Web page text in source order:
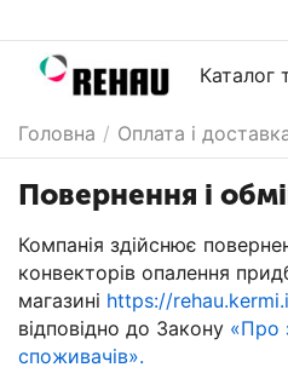
Каталог
Головна / Оплата і
Повернення і
Компанія здійснює
конвекторів опалення
магазині https://
відповідно до Закону «Про
споживачів».